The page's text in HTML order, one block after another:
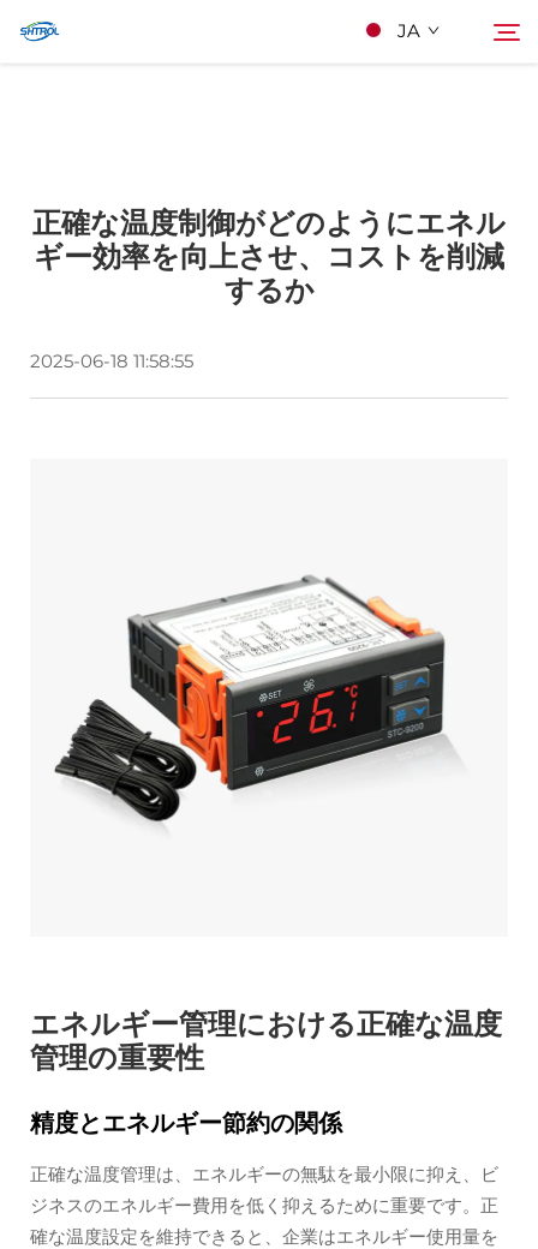
JA
製品
正確な温度制御がどのようにエネル
ギー効率を向上させ、コストを削減
するか
2025-06-18 11:58:55
エネルギー管理における正確な温度
管理の重要性
精度とエネルギー節約の関係
正確な温度管理は、エネルギーの無駄を最小限に抑え、ビ
ジネスのエネルギー費用を低く抑えるために重要です。正
確な温度設定を維持できると、企業はエネルギー使用量を